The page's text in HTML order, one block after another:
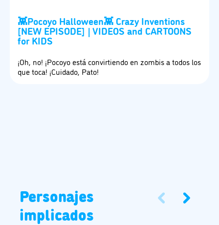
👾Pocoyo Halloween👾 Crazy Inventions
[NEW EPISODE] | VIDEOS and CARTOONS
for KIDS
¡Oh, no! ¡Pocoyo está convirtiendo en zombis a todos los
que toca! ¡Cuidado, Pato!
Personajes
implicados